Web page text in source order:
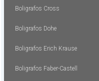
Boligrafos Cross
Boligrafos Dohe
Boligrafos Erich Krause
Boligrafos Faber-Castell